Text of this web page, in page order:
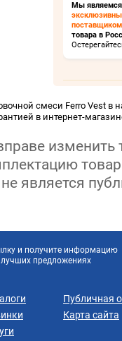
Мы являемся
поставщиком
товара в
смеси Ferro Vest в
в интернет-
изменить
является
и получите информацию
предложениях
Публичная
Карта сайта